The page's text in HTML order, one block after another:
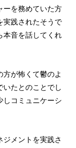
ーを務めていた方
実践されたそうで
本音を話してくれ
方が怖くて鬱のよ
いたとのことでし
しコミュニケーシ
ジメントを実践さ